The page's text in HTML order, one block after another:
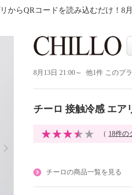
からQRコードを読み込むだけ！8
8月13日 21:00～ 他1件 このブ
チーロ 接触冷感 エア
（ 18件の
チーロの商品一覧を見る